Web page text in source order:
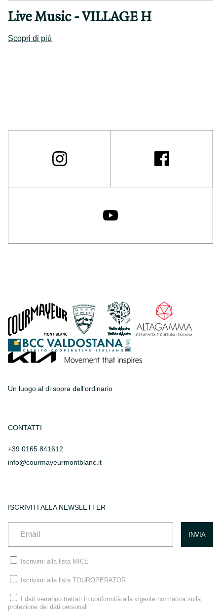
Live Music - VILLAGE H
Scopri di più
Un luogo al di sopra dell'ordinario
CONTATTI
+39 0165 841612
info@courmayeurmontblanc.it
ISCRIVITI ALLA NEWSLETTER
Iscrivimi alla lista MICE
Iscrivimi alla lista TOUROPERATOR
I dati verranno trattati in conformità alla vigente normativa sulla
protezione dei dati personali